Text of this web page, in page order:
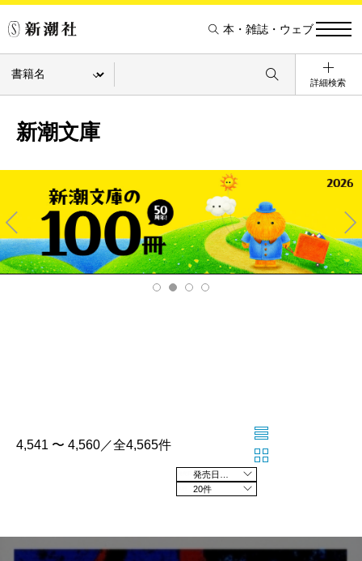
本・雑誌・ウェブ
詳細検索
新潮文庫
Pre
v
Ne
xt
4,541 〜 4,560／全4,565件
20件